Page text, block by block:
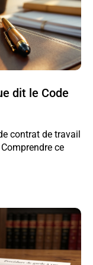
dit le Code
contrat de travail
ce